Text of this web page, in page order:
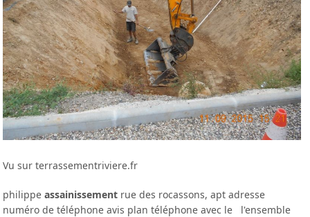
Vu sur terrassementriviere.fr
philippeassainissement rue des rocassons, apt adresse
numéro de téléphone avis plan téléphone avec le l'ensemble